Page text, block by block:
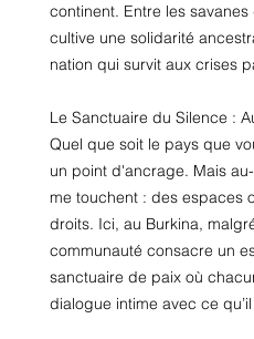
continent. Entre les
cultive une solidarité
nation qui survit aux crises
Le Sanctuaire du Silence :
Quel que soit le pays que
un point d'ancrage. Mais
me touchent : des espaces
droits. Ici, au Burkina,
communauté consacre un
sanctuaire de paix où
dialogue intime avec ce